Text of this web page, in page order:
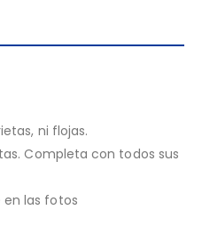
ni flojas.
Completa con todos sus
en las fotos